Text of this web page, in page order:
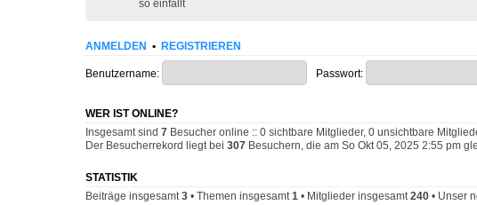
so einfällt
ANMELDEN • REGISTRIEREN
Benutzername: Passwort:
WER IST ONLINE?
Insgesamt sind 7 Besucher online :: 0 sichtbare Mitglieder, 0 unsichtbare
Der Besucherrekord liegt bei 307 Besuchern, die am So Okt 05, 2025 2:55 pm
STATISTIK
Beiträge insgesamt3 • Themen insgesamt1 • Mitglieder insgesamt240 • Unser